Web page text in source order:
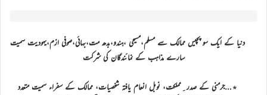
دنیا کے ایک سو پچیس ممالک سے مسلم،مسیحی ،ہندو،بدھ مت،بہائی،صوفی ازم،یہودیت سمیت
سارے مذاہب کے نمائندگان کی شرکت
٭…جرمنی کے صدر ِمملکت، نوبل انعام یافتہ شخصیات، ممالک کے سفراء سمیت متعدد